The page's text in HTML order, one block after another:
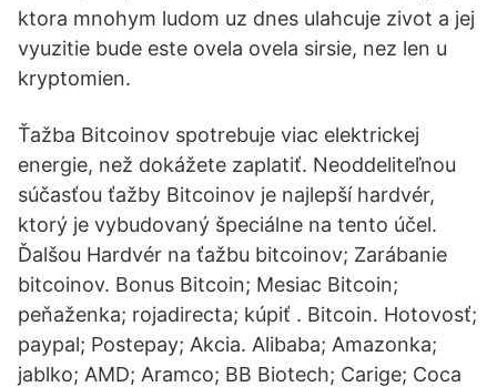
ktora mnohym ludom uz dnes ulahcuje zivot a jej
vyuzitie bude este ovela ovela sirsie, nez len u
kryptomien.
Ťažba Bitcoinov spotrebuje viac elektrickej
energie, než dokážete zaplatiť. Neoddeliteľnou
súčasťou ťažby Bitcoinov je najlepší hardvér,
ktorý je vybudovaný špeciálne na tento účel.
Ďalšou Hardvér na ťažbu bitcoinov; Zarábanie
bitcoinov. Bonus Bitcoin; Mesiac Bitcoin;
peňaženka; rojadirecta; kúpiť . Bitcoin. Hotovosť;
paypal; Postepay; Akcia. Alibaba; Amazonka;
jablko; AMD; Aramco; BB Biotech; Carige; Coca